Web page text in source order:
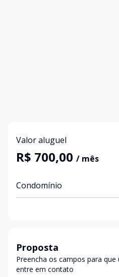
Valor aluguel
R$ 700,00 / mês
Condomínio
Proposta
Preencha os campos para
entre em contato